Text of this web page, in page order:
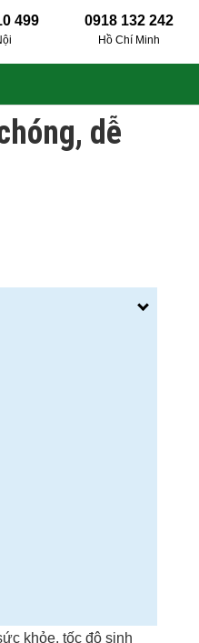
499 0918 132 242
Hồ Chí Minh
dễ
khỏe, tốc độ sinh